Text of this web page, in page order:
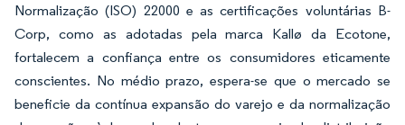
Normalização (ISO) 22000 e as certificações voluntárias B-
Corp, como as adotadas pela marca Kallø da Ecotone,
fortalecem a confiança entre os consumidores eticamente
conscientes. No médio prazo, espera-se que o mercado se
beneficie da contínua expansão do varejo e da normalização